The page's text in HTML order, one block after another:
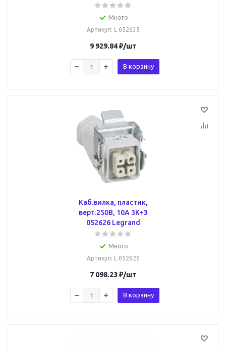
Много
Артикул: L 052635
9 929.84₽/шт
В корзину
Каб.вилка, пластик,
верт.250В, 10А 3К+З
052626 Legrand
Много
Артикул: L 052626
7 098.23 ₽/шт
В корзину